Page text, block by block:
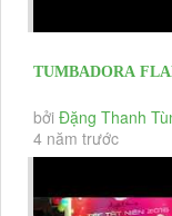
TUMBADORA
,HNKH ,
bởi Đặng Thanh
4 năm trước